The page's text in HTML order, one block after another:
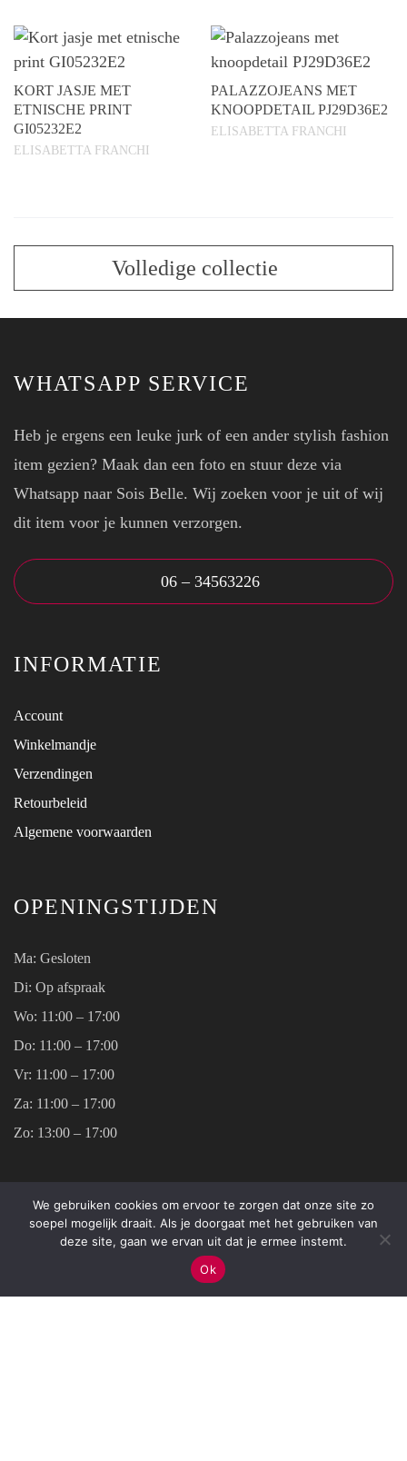
product
heeft
meerdere
variaties.
Deze
de
KORT JASJE MET
ETNISCHE PRINT
GI05232E2
ELISABETTA FRANCHI
PALAZZOJEANS MET
KNOOPDETAIL PJ29D36E2
ELISABETTA FRANCHI
Volledige collectie
WHATSAPP SERVICE
Heb je ergens een leuke jurk of een ander stylish fashion
item gezien? Maak dan een foto en stuur deze via
Whatsapp naar Sois Belle. Wij zoeken voor je uit of wij
dit item voor je kunnen verzorgen.
06 – 34563226
INFORMATIE
Account
Winkelmandje
Verzendingen
Retourbeleid
Algemene voorwaarden
OPENINGSTIJDEN
Ma: Gesloten
Di: Op afspraak
Wo: 11:00 – 17:00
Do: 11:00 – 17:00
Vr: 11:00 – 17:00
Za: 11:00 – 17:00
Zo: 13:00 – 17:00
CONTACT
We gebruiken cookies om ervoor te zorgen dat onze site zo
soepel mogelijk draait. Als je doorgaat met het gebruiken van
deze site, gaan we ervan uit dat je ermee instemt.
Ok